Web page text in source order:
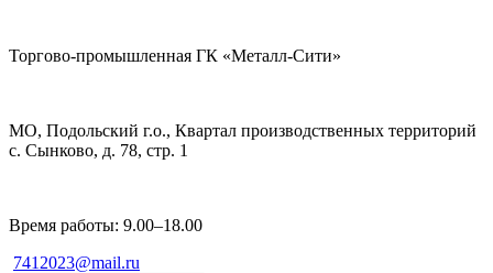
Торгово-промышленная ГК «Металл-Сити»
МО, Подольский г.о., Квартал производственных территорий
с. Сынково, д. 78, стр. 1
Время работы: 9.00–18.00
7412023@mail.ru